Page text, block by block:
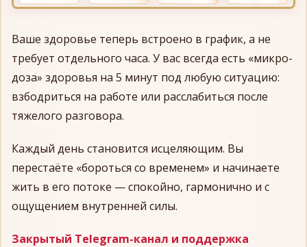
Ваше здоровье теперь встроено в график, а не
требует отдельного часа. У вас всегда есть «микро-
доза» здоровья на 5 минут под любую ситуацию:
взбодриться на работе или расслабиться после
тяжелого разговора.
Каждый день становится исцеляющим. Вы
перестаёте «бороться со временем» и начинаете
жить в его потоке — спокойно, гармонично и с
ощущением внутренней силы.
Закрытый Telegram-канал и поддержка